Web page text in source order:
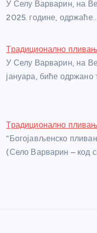
У Селу Варварин, на
2025. године,
Традиционално
У Селу Варварин, на
јануара, биће
Традиционално
“Богојављенско
(Село Варварин – код